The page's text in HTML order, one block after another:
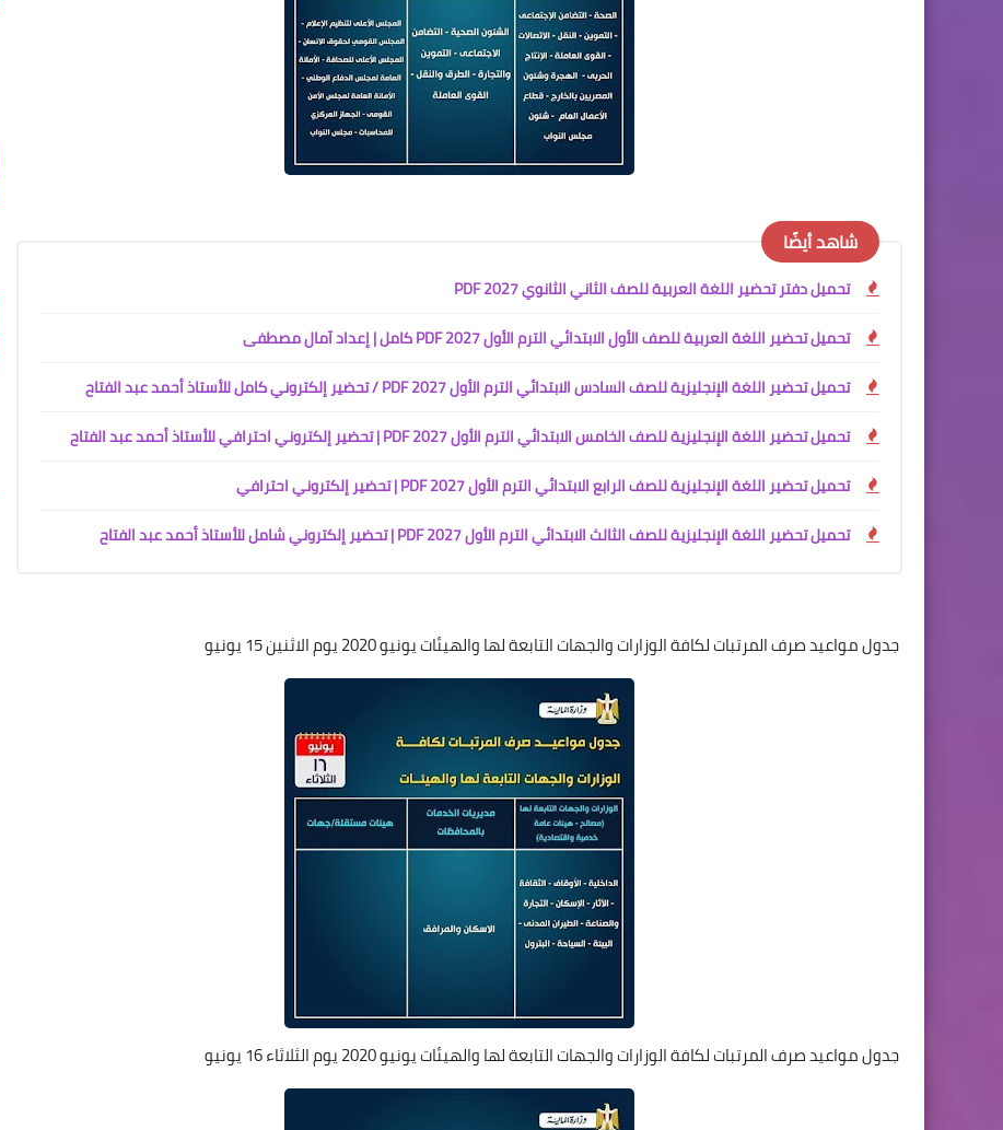
شاهد أيضًا
تحميل دفتر تحضير اللغة العربية للصف الثاني الثانوي PDF 2027
تحميل تحضير اللغة العربية للصف الأول الابتدائي الترم الأول 2027 PDF كامل | إعداد آمال مصطفى
تحميل تحضير اللغة الإنجليزية للصف السادس الابتدائي الترم الأول 2027 PDF / تحضير إلكتروني كامل للأستاذ أحمد عبد الفتاح
تحميل تحضير اللغة الإنجليزية للصف الخامس الابتدائي الترم الأول 2027 PDF | تحضير إلكتروني احترافي للأستاذ أحمد عبد الفتاح
تحميل تحضير اللغة الإنجليزية للصف الرابع الابتدائي الترم الأول 2027 PDF | تحضير إلكتروني احترافي
تحميل تحضير اللغة الإنجليزية للصف الثالث الابتدائي الترم الأول 2027 PDF | تحضير إلكتروني شامل للأستاذ أحمد عبد الفتاح
جدول مواعيد صرف المرتبات لكافة الوزارات والجهات التابعة لها والهيئات يونيو 2020 يوم الاثنين 15 يونيو
جدول مواعيد صرف المرتبات لكافة الوزارات والجهات التابعة لها والهيئات يونيو 2020 يوم الثلاثاء 16 يونيو